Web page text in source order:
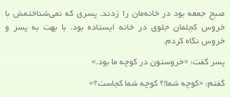
صبح جمعه بود در خانه‌مان را زدند. پسری که نمی‌شناختمش با
خروس کچلمان جلوی در خانه ایستاده بود. با بهت به پسر و
خروس نگاه کردم.
پسر گفت: «خروستون در کوچه ما بود.»
گفتم: «کوچه شما!؟ کوچه شما کجاست؟»